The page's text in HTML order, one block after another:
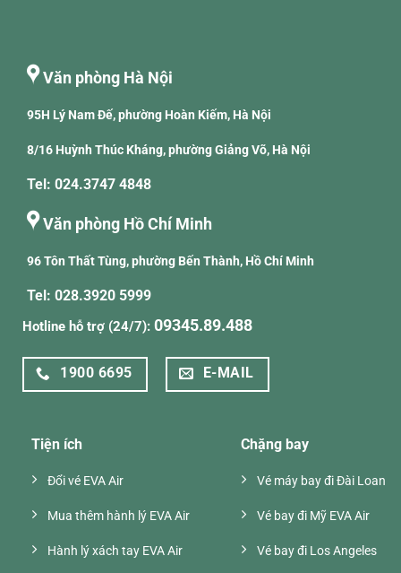
Văn phòng Hà Nội
95H Lý Nam Đế, phường Hoàn Kiếm, Hà Nội
8/16 Huỳnh Thúc Kháng, phường Giảng Võ, Hà Nội
Tel: 024.3747 4848
Văn phòng Hồ Chí Minh
96 Tôn Thất Tùng, phường Bến Thành, Hồ Chí Minh
Tel: 028.3920 5999
Hotline hỗ trợ (24/7): 09345.89.488
1900 6695 E-MAIL
Tiện ích
Đổi vé EVA Air
Mua thêm hành lý EVA Air
Hành lý xách tay EVA Air
Chặng bay
Vé máy bay đi Đài Loan
Vé bay đi Mỹ EVA Air
Vé bay đi Los Angeles